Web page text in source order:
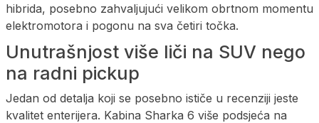
hibrida, posebno zahvaljujući velikom obrtnom momentu
elektromotora i pogonu na sva četiri točka.
Unutrašnjost više liči na SUV nego
na radni pickup
Jedan od detalja koji se posebno ističe u recenziji jeste
kvalitet enterijera. Kabina Sharka 6 više podsjeća na